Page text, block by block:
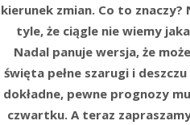
kierunek zmian. Co to
tyle, że ciągle nie wiemy
Nadal panuje wersja, że
święta pełne szarugi i
dokładne, pewne prognozy
czwartku. A teraz